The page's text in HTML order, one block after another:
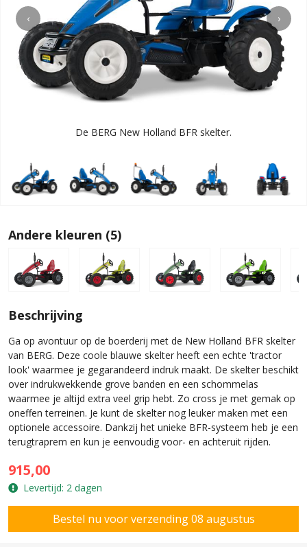
‹ ›
De BERG New Holland BFR skelter.
Andere kleuren (5)
Beschrijving
Ga op avontuur op de boerderij met de New Holland BFR skelter
van BERG. Deze coole blauwe skelter heeft een echte 'tractor
look' waarmee je gegarandeerd indruk maakt. De skelter beschikt
over indrukwekkende grove banden en een schommelas
waarmee je altijd extra veel grip hebt. Zo cross je met gemak op
oneffen terreinen. Je kunt de skelter nog leuker maken met een
optionele accessoire. Dankzij het unieke BFR-systeem heb je een
terugtraprem en kun je eenvoudig voor- en achteruit rijden.
915,00
Levertijd: 2 dagen